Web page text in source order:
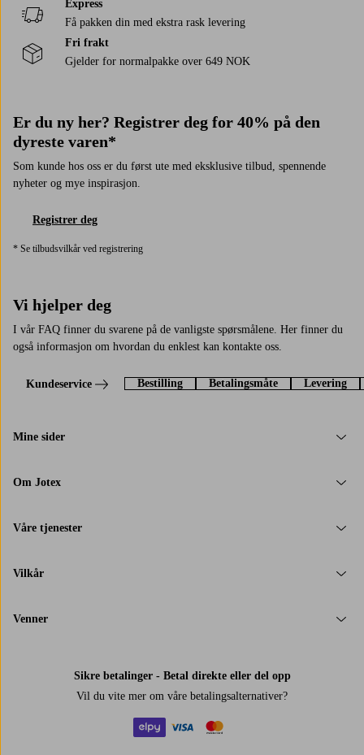
Express
Få pakken din med ekstra rask levering
Fri frakt
Gjelder for normalpakke over 649 NOK
Er du ny her? Registrer deg for 40% på den
dyreste varen*
Som kunde hos oss er du først ute med eksklusive tilbud, spennende
nyheter og mye inspirasjon.
Registrer deg
* Se tilbudsvilkår ved registrering
Vi hjelper deg
I vår FAQ finner du svarene på de vanligste spørsmålene. Her finner du
også informasjon om hvordan du enklest kan kontakte oss.
Kundeservice Bestilling Betalingsmåte Levering
Mine sider
Om Jotex
Våre tjenester
Vilkår
Venner
Sikre betalinger - Betal direkte eller del opp
Vil du vite mer om våre betalingsalternativer?